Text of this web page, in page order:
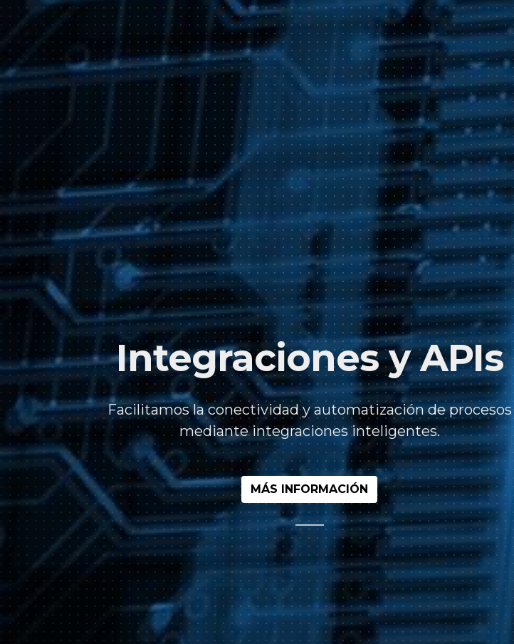
Integraciones y APIs
Facilitamos la conectividad y automatización de procesos
mediante integraciones inteligentes.
MÁS INFORMACIÓN